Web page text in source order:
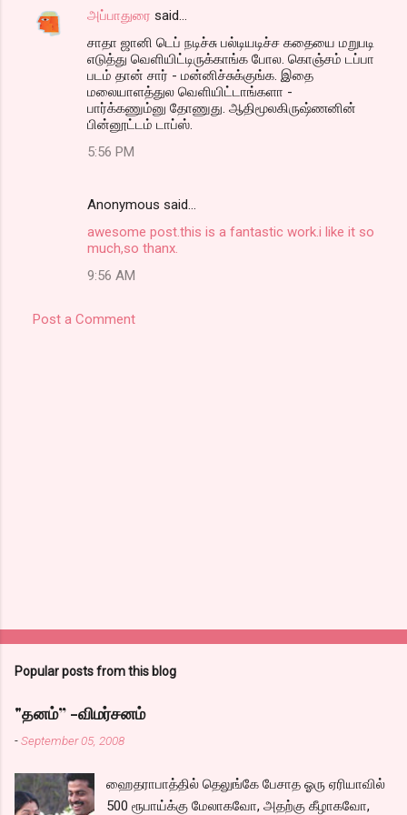
அப்பாதுரை said…
சாதா ஜானி டெப் நடிச்சு பல்டியடிச்ச கதையை மறுபடி
எடுத்து வெளியிட்டிருக்காங்க போல. கொஞ்சம் டப்பா
படம் தான் சார் - மன்னிச்சுக்குங்க. இதை
மலையாளத்துல வெளியிட்டாங்களா -
பார்க்கணும்னு தோணுது. ஆதிமூலகிருஷ்ணனின்
பின்னூட்டம் டாப்ஸ்.
5:56 PM
Anonymous said…
awesome post.this is a fantastic work.i like it so
much,so thanx.
9:56 AM
Post a Comment
Popular posts from this blog
"தனம்” -விமர்சனம்
-September 05, 2008
ஹைதராபாத்தில் தெலுங்கே பேசாத ஓரு ஏரியாவில்
500 ரூபாய்க்கு மேலாகவோ, அதற்கு கீழாகவோ,